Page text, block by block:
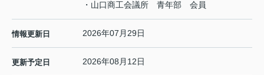
・山口商工会議所 青年部 会員
情報更新日 2026年07月29日
更新予定日 2026年08月12日